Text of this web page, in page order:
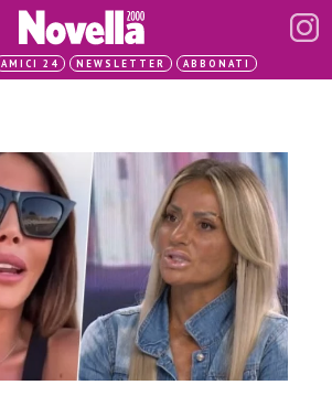
AMICI 24 NEWSLETTER ABBONATI